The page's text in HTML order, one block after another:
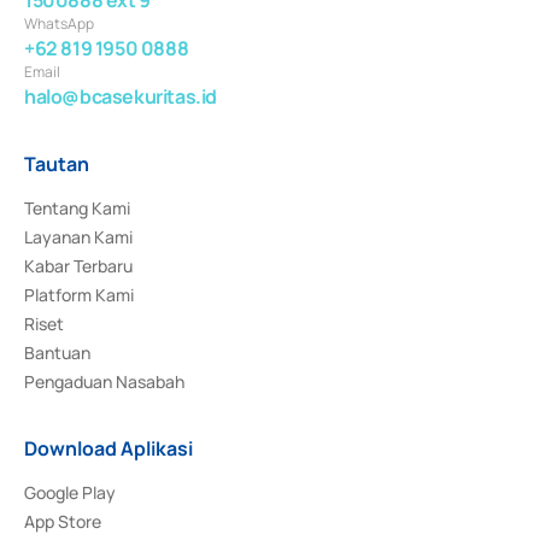
WhatsApp
+62 819 1950 0888
Email
halo@bcasekuritas.id
Tautan
Tentang Kami
Layanan Kami
Kabar Terbaru
Platform Kami
Riset
Bantuan
Pengaduan Nasabah
Download Aplikasi
Google Play
App Store